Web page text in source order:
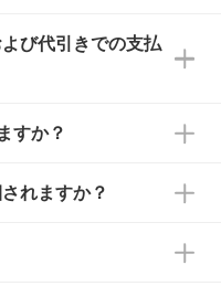
しております。混
ただくこともご
日以降のご連絡
び代引きでの支払
ます。
すか？
おりますが、自
いに対応可能で
れますか？
ただいた場合の